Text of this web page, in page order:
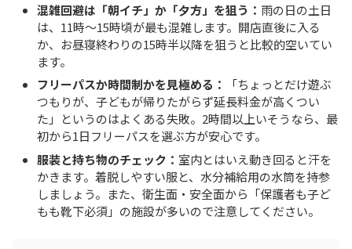
混雑回避は「朝イチ」か「夕方」を狙う： 雨の日の土日
は、11時〜15時頃が最も混雑します。開店直後に入る
か、お昼寝終わりの15時半以降を狙うと比較的空いてい
ます。
フリーパスか時間制かを見極める：
「ちょっとだけ遊ぶ
つもりが、子どもが帰りたがらず延長料金が高くつい
た」というのはよくある失敗。2時間以上いそうなら、最
初から1日フリーパスを選ぶ方が安心です。
服装と持ち物のチェック： 室内とはいえ動き回ると汗を
かきます。着脱しやすい服と、水分補給用の水筒を持参
しましょう。また、衛生面・安全面から「保護者も子ど
もも靴下必須」の施設が多いので注意してください。